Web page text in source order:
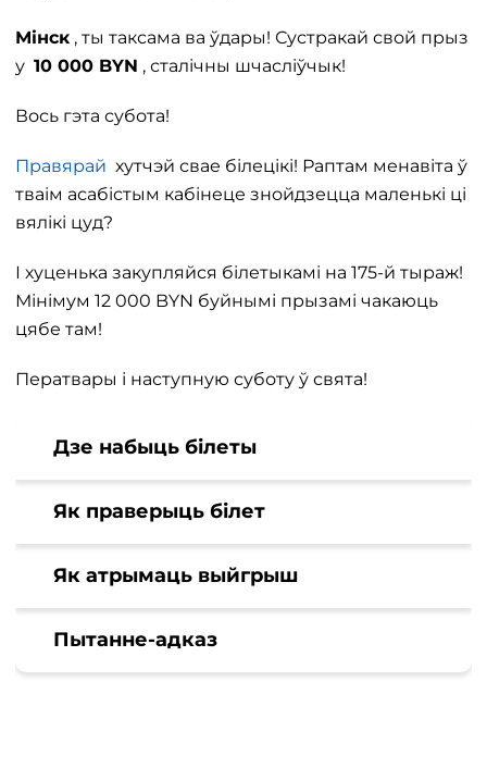
Мінск , ты таксама ва ўдары! Сустракай свой прыз
у 10 000 BYN , сталічны шчасліўчык!
Вось гэта субота!
Правярай хутчэй свае білецікі! Раптам менавіта ў
тваім асабістым кабінеце знойдзецца маленькі ці
вялікі цуд?
І хуценька закупляйся білетыкамі на 175-й тыраж!
Мінімум 12 000 BYN буйнымі прызамі чакаюць
цябе там!
Ператвары і наступную суботу ў свята!
Дзе набыць білеты
Як праверыць білет
Як атрымаць выйгрыш
Пытанне-адказ